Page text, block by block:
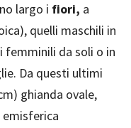
largo i fiori, a
quelli maschili in
femminili da soli o in
Da questi ultimi
ghianda ovale,